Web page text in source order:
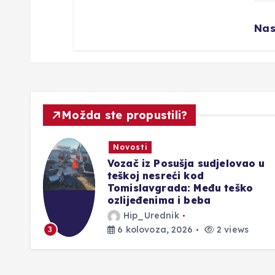
Možda ste propustili?
3
Novosti
Vozač iz Posušja sudjelovao u
teškoj nesreći kod
Tomislavgrada: Među teško
ozlijeđenima i beba
Hip_Urednik
6 kolovoza, 2026
2 views